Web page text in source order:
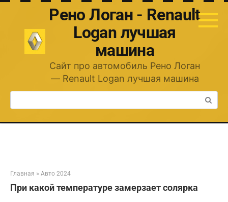
Перейти
Рено Логан - Renault
Logan лучшая
машина
Сайт про автомобиль Рено Логан
— Renault Logan лучшая машина
Поиск:
Главная » Авто 2024
При какой температуре замерзает солярка